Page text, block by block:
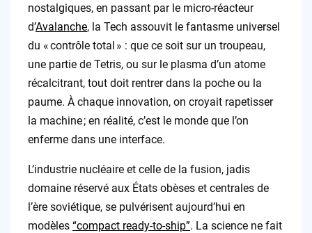
nostalgiques, en passant par le micro-réacteur
d’Avalanche, la Tech assouvit le fantasme universel
du « contrôle total » : que ce soit sur un troupeau,
une partie de Tetris, ou sur le plasma d’un atome
récalcitrant, tout doit rentrer dans la poche ou la
paume. À chaque innovation, on croyait rapetisser
la machine ; en réalité, c’est le monde que l’on
enferme dans une interface.
L’industrie nucléaire et celle de la fusion, jadis
domaine réservé aux États obèses et centrales de
l’ère soviétique, se pulvérisent aujourd’hui en
modèles “compact ready-to-ship”. La science ne fait